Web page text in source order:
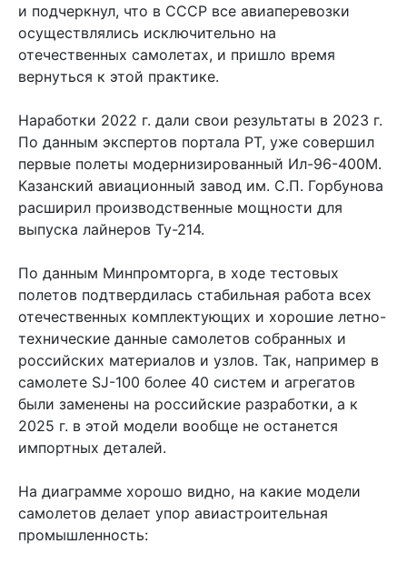
и подчеркнул, что в СССР все авиаперевозки
осуществлялись исключительно на
отечественных самолетах, и пришло время
вернуться к этой практике.
Наработки 2022 г. дали свои результаты в 2023 г.
По данным экспертов портала РТ, уже совершил
первые полеты модернизированный Ил-96-400М.
Казанский авиационный завод им. С.П. Горбунова
расширил производственные мощности для
выпуска лайнеров Ту-214.
По данным Минпромторга, в ходе тестовых
полетов подтвердилась стабильная работа всех
отечественных комплектующих и хорошие летно-
технические данные самолетов собранных и
российских материалов и узлов. Так, например в
самолете SJ-100 более 40 систем и агрегатов
были заменены на российские разработки, а к
2025 г. в этой модели вообще не останется
импортных деталей.
На диаграмме хорошо видно, на какие модели
самолетов делает упор авиастроительная
промышленность: